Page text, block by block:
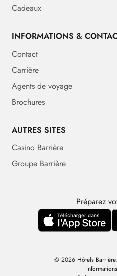
Cadeaux
INFORMATIONS &
Contact
Carrière
Agents de voyage
Brochures
AUTRES SITES
Casino Barrière
Groupe Barrière
Préparez
© 2026 Hôtels